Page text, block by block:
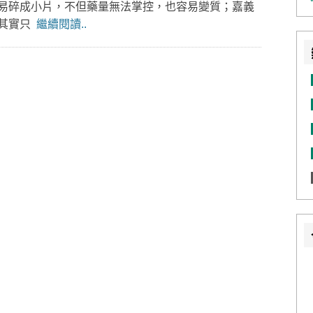
碎成小片，不但藥量無法掌控，也容易變質；嘉義
實只 繼續閱讀..